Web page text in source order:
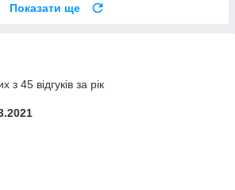
Показати ще
з 45 відгуків за рік